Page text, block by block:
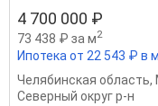
4 700 000 ₽
73 438 ₽ за м2
Ипотека от 22 543 ₽ в
Челябинская область,
Северный округ р-н